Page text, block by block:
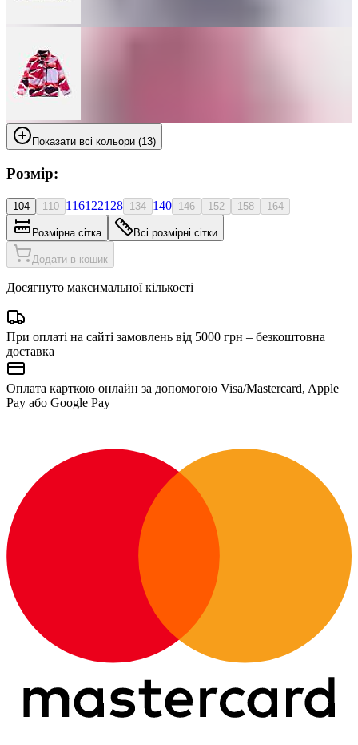
Показати всі кольори (13)
Розмір:
104 110 116122128 134 140 146 152 158 164
Розмірна сітка Всі розмірні сітки
Додати в кошик
Досягнуто максимальної кількості
При оплаті на сайті замовлень від 5000 грн – безкоштовна
доставка
Оплата карткою онлайн за допомогою Visa/Mastercard, Apple
Pay або Google Pay